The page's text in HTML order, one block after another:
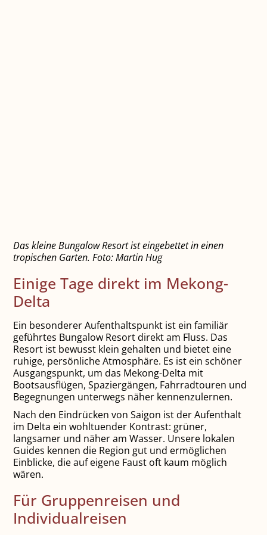
Das kleine Bungalow Resort ist eingebettet in einen
tropischen Garten. Foto: Martin Hug
Einige Tage direkt im Mekong-
Delta
Ein besonderer Aufenthaltspunkt ist ein familiär
geführtes Bungalow Resort direkt am Fluss. Das
Resort ist bewusst klein gehalten und bietet eine
ruhige, persönliche Atmosphäre. Es ist ein schöner
Ausgangspunkt, um das Mekong-Delta mit
Bootsausflügen, Spaziergängen, Fahrradtouren und
Begegnungen unterwegs näher kennenzulernen.
Nach den Eindrücken von Saigon ist der Aufenthalt
im Delta ein wohltuender Kontrast: grüner,
langsamer und näher am Wasser. Unsere lokalen
Guides kennen die Region gut und ermöglichen
Einblicke, die auf eigene Faust oft kaum möglich
wären.
Für Gruppenreisen und
Individualreisen